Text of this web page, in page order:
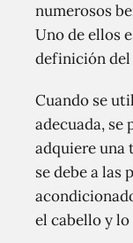
numerosos
Uno de ellos
definición del
Cuando se
adecuada, se
adquiere una
se debe a las
el cabello y